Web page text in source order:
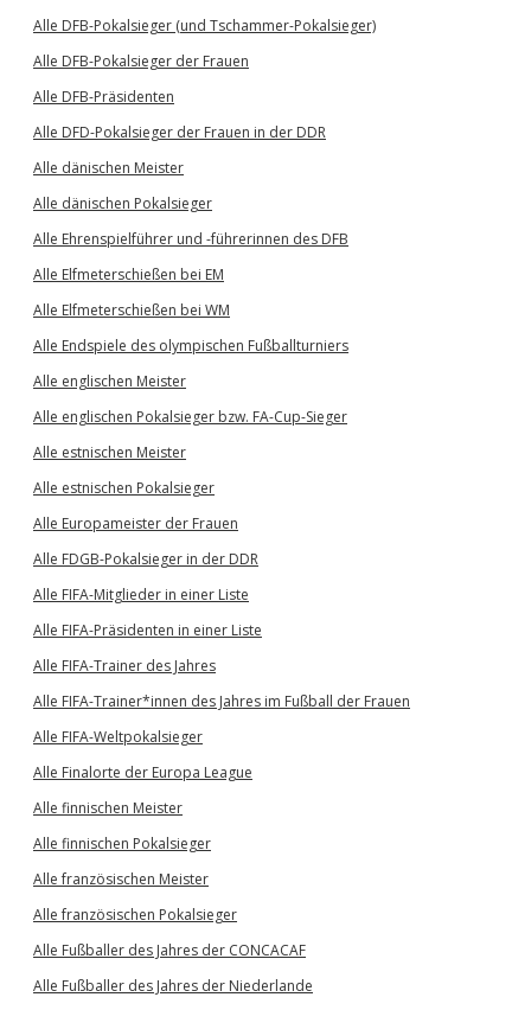
Alle DFB-Pokalsieger (und Tschammer-Pokalsieger)
Alle DFB-Pokalsieger der Frauen
Alle DFB-Präsidenten
Alle DFD-Pokalsieger der Frauen in der DDR
Alle dänischen Meister
Alle dänischen Pokalsieger
Alle Ehrenspielführer und -führerinnen des DFB
Alle Elfmeterschießen bei EM
Alle Elfmeterschießen bei WM
Alle Endspiele des olympischen Fußballturniers
Alle englischen Meister
Alle englischen Pokalsieger bzw. FA-Cup-Sieger
Alle estnischen Meister
Alle estnischen Pokalsieger
Alle Europameister der Frauen
Alle FDGB-Pokalsieger in der DDR
Alle FIFA-Mitglieder in einer Liste
Alle FIFA-Präsidenten in einer Liste
Alle FIFA-Trainer des Jahres
Alle FIFA-Trainer*innen des Jahres im Fußball der Frauen
Alle FIFA-Weltpokalsieger
Alle Finalorte der Europa League
Alle finnischen Meister
Alle finnischen Pokalsieger
Alle französischen Meister
Alle französischen Pokalsieger
Alle Fußballer des Jahres der CONCACAF
Alle Fußballer des Jahres der Niederlande